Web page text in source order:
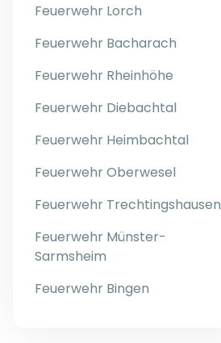
Feuerwehr Lorch
Feuerwehr Bacharach
Feuerwehr Rheinhöhe
Feuerwehr Diebachtal
Feuerwehr Heimbachtal
Feuerwehr Oberwesel
Feuerwehr Trechtingshausen
Feuerwehr Münster-
Sarmsheim
Feuerwehr Bingen